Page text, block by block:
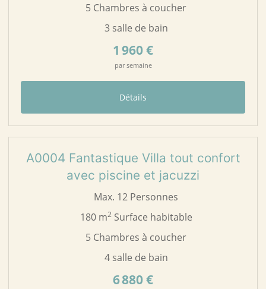
5 Chambres à coucher
3 salle de bain
1 960 €
par semaine
Détails
50 A0004
A0004 Fantastique Villa tout confort
avec piscine et jacuzzi
Max. 12 Personnes
180 m2Surface habitable
5 Chambres à coucher
4 salle de bain
6 880 €